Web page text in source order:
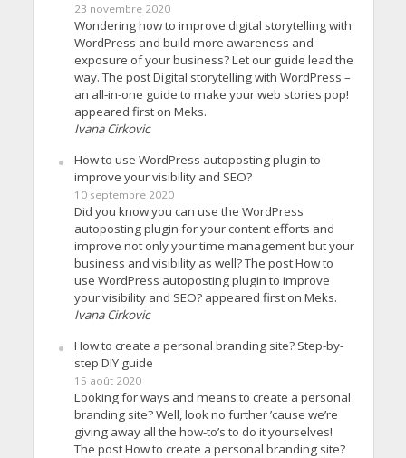
23 novembre 2020
Wondering how to improve digital storytelling with
WordPress and build more awareness and
exposure of your business? Let our guide lead the
way. The post Digital storytelling with WordPress –
an all-in-one guide to make your web stories pop!
appeared first on Meks.
Ivana Cirkovic
How to use WordPress autoposting plugin to
improve your visibility and SEO?
10 septembre 2020
Did you know you can use the WordPress
autoposting plugin for your content efforts and
improve not only your time management but your
business and visibility as well? The post How to
use WordPress autoposting plugin to improve
your visibility and SEO? appeared first on Meks.
Ivana Cirkovic
How to create a personal branding site? Step-by-
step DIY guide
15 août 2020
Looking for ways and means to create a personal
branding site? Well, look no further ’cause we’re
giving away all the how-to’s to do it yourselves!
The post How to create a personal branding site?